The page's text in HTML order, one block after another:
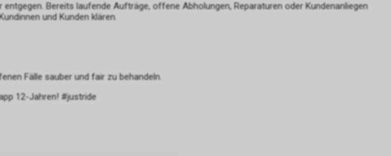
Bereits laufende Aufträge, offene Abholungen, Reparaturen oder Kundenanliegen
und Kunden klären.
Fälle sauber und fair zu behandeln.
12-Jahren! #justride